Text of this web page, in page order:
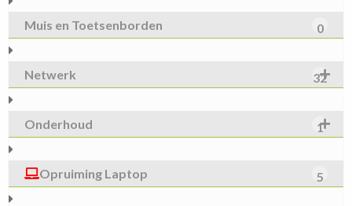
Muis en Toetsenborden 0
Netwerk 32
Onderhoud 1
Opruiming Laptop 5